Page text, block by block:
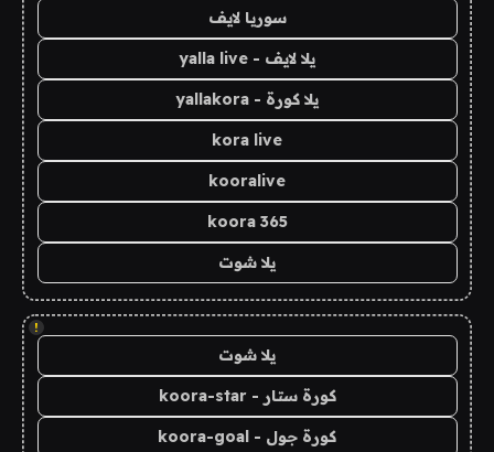
سوريا لايف
يلا لايف - yalla live
يلا كورة - yallakora
kora live
kooralive
koora 365
يلا شوت
!
يلا شوت
كورة ستار - koora-star
كورة جول - koora-goal